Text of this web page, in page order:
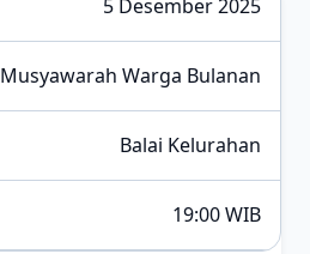
5 Desember 2025
Musyawarah Warga Bulanan
Balai Kelurahan
19:00 WIB